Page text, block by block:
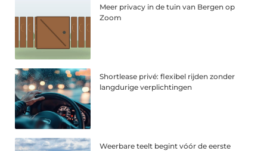
Meer privacy in de tuin van Bergen op
Zoom
Shortlease privé: flexibel rijden zonder
langdurige verplichtingen
Weerbare teelt begint vóór de eerste